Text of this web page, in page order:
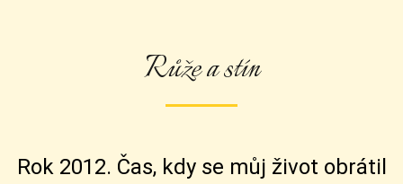
Růže a stín
Rok 2012. Čas, kdy se můj život obrátil